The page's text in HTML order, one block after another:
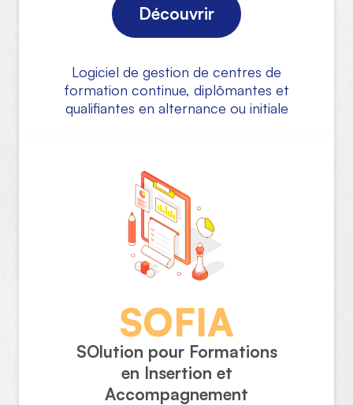
Découvrir
Logiciel de gestion de centres de
formation continue, diplômantes et
qualifiantes en alternance ou initiale
SOFIA
SOlution pour Formations
en Insertion et
Accompagnement